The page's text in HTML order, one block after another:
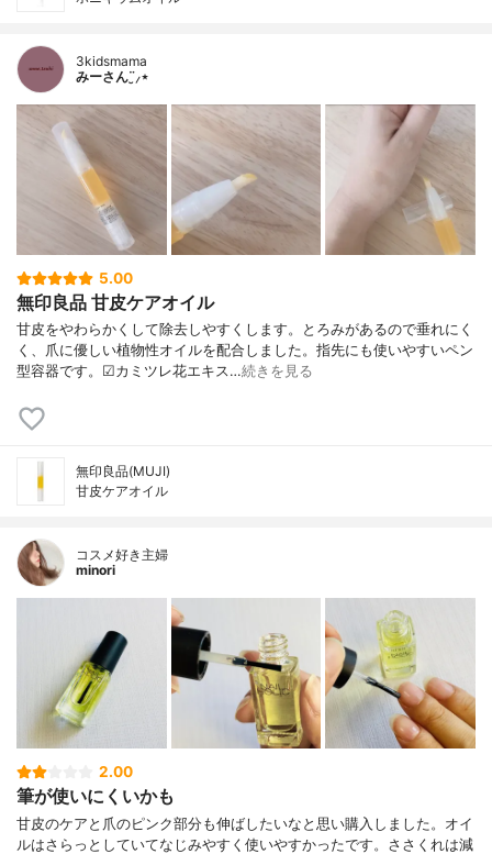
3kidsmama
みーさん¨̮⸝⋆
5.00
無印良品 甘皮ケアオイル
甘皮をやわらかくして除去しやすくします。とろみがあるので垂れにく
く、爪に優しい植物性オイルを配合しました。指先にも使いやすいペン
型容器です。☑︎カミツレ花エキス…続きを見る
無印良品(MUJI)
甘皮ケアオイル
コスメ好き主婦
minori
2.00
筆が使いにくいかも
甘皮のケアと爪のピンク部分も伸ばしたいなと思い購入しました。オイ
ルはさらっとしていてなじみやすく使いやすかったです。ささくれは減